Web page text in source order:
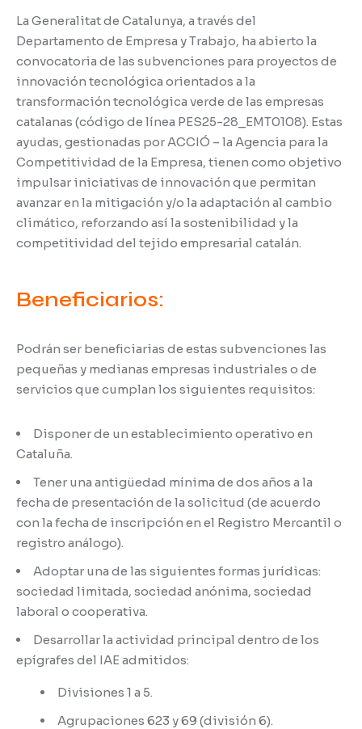
La Generalitat de Catalunya, a través del
Departamento de Empresa y Trabajo, ha abierto la
convocatoria de las subvenciones para proyectos de
innovación tecnológica orientados a la
transformación tecnológica verde de las empresas
catalanas (código de línea PES25-28_EMT0108). Estas
ayudas, gestionadas por ACCIÓ – la Agencia para la
Competitividad de la Empresa, tienen como objetivo
impulsar iniciativas de innovación que permitan
avanzar en la mitigación y/o la adaptación al cambio
climático, reforzando así la sostenibilidad y la
competitividad del tejido empresarial catalán.
Beneficiarios:
Podrán ser beneficiarias de estas subvenciones las
pequeñas y medianas empresas industriales o de
servicios que cumplan los siguientes requisitos:
Disponer de un establecimiento operativo en
Cataluña.
Tener una antigüedad mínima de dos años a la
fecha de presentación de la solicitud (de acuerdo
con la fecha de inscripción en el Registro Mercantil o
registro análogo).
Adoptar una de las siguientes formas jurídicas:
sociedad limitada, sociedad anónima, sociedad
laboral o cooperativa.
Desarrollar la actividad principal dentro de los
epígrafes del IAE admitidos:
Divisiones 1 a 5.
Agrupaciones 623 y 69 (división 6).